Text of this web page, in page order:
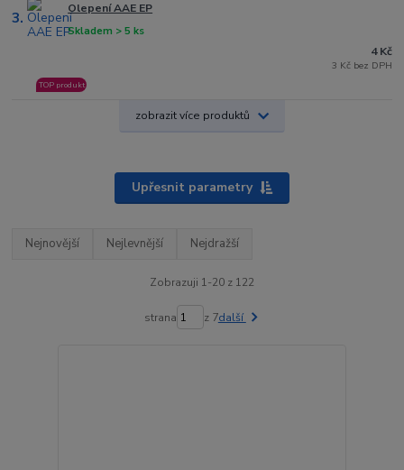
3. Olepení AAE EP
Skladem > 5 ks
TOP produkt
4 Kč
3 Kč bez DPH
zobrazit více produktů
Upřesnit parametry
Nejnovější Nejlevnější Nejdražší
Zobrazuji 1-20 z 122
strana z 7další